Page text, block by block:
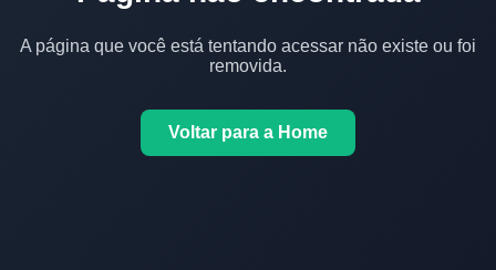
A página que você está tentando acessar não existe ou foi
removida.
Voltar para a Home